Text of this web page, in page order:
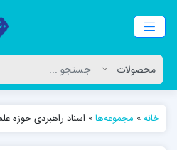
خانه» مجموعه‌ها» اسناد راهبردی حوزه